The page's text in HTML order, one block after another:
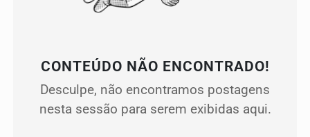
CONTEÚDO NÃO ENCONTRADO!
Desculpe, não encontramos postagens
nesta sessão para serem exibidas aqui.